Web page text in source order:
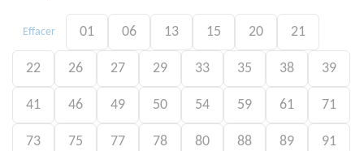
Effacer 01 06 13 15 20 21
22 26 27 29 33 35 38 39
41 46 49 50 54 59 61 71
73 75 77 78 80 88 89 91